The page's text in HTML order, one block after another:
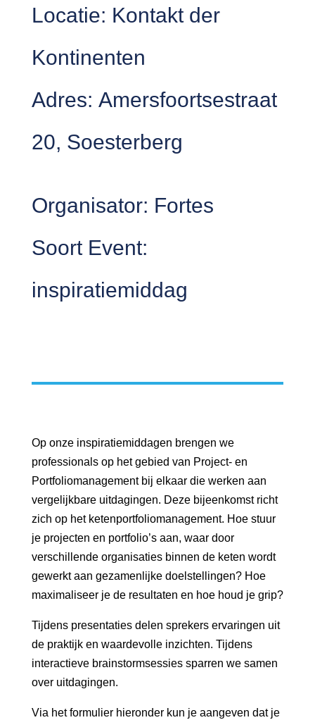
Locatie: Kontakt der
Kontinenten
Adres: Amersfoortsestraat
20, Soesterberg
Organisator: Fortes
Soort Event:
inspiratiemiddag
Op onze inspiratiemiddagen brengen we
professionals op het gebied van Project- en
Portfoliomanagement bij elkaar die werken aan
vergelijkbare uitdagingen. Deze bijeenkomst richt
zich op het ketenportfoliomanagement. Hoe stuur
je projecten en portfolio’s aan, waar door
verschillende organisaties binnen de keten wordt
gewerkt aan gezamenlijke doelstellingen? Hoe
maximaliseer je de resultaten en hoe houd je grip?
Tijdens presentaties delen sprekers ervaringen uit
de praktijk en waardevolle inzichten. Tijdens
interactieve brainstormsessies sparren we samen
over uitdagingen.
Via het formulier hieronder kun je aangeven dat je